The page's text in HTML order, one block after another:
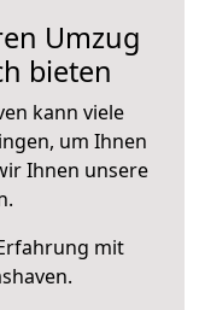
Umzug
bieten
kann viele
um Ihnen
Ihnen unsere
mit
.